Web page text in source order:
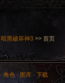
暗黑破坏神3 >> 首页
· 角色 · 图库 · 下载